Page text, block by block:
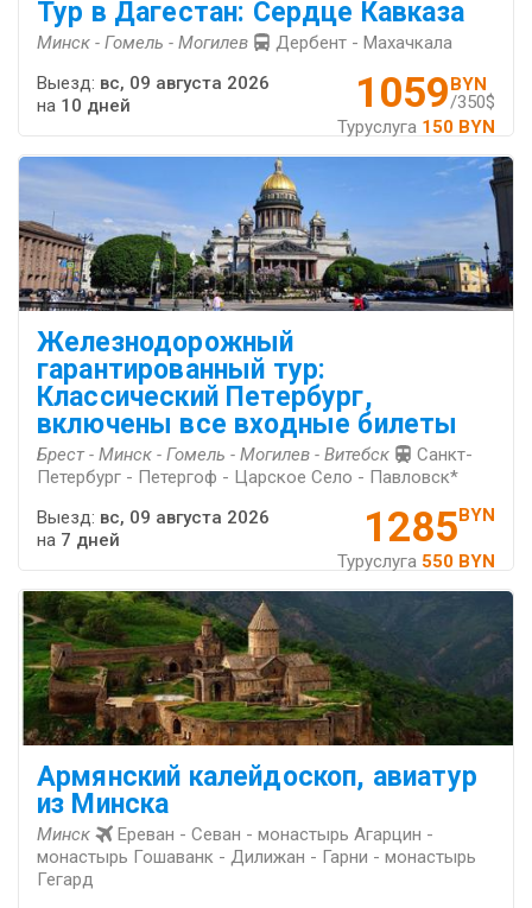
Тур в Дагестан: Сердце Кавказа
Минск - Гомель - Могилев Дербент - Махачкала
1059BYN
/350$
Туруслуга 150 BYN
Выезд: вс, 09 августа 2026
на 10 дней
Железнодорожный
гарантированный тур:
Классический Петербург,
включены все входные билеты
Брест - Минск - Гомель - Могилев - Витебск
Санкт-
Петербург - Петергоф - Царское Село - Павловск*
1285BYN
Туруслуга 550 BYN
Выезд: вс, 09 августа 2026
на 7 дней
Армянский калейдоскоп, авиатур
из Минска
Минск
Ереван - Севан - монастырь Агарцин -
монастырь Гошаванк - Дилижан - Гарни - монастырь
Гегард